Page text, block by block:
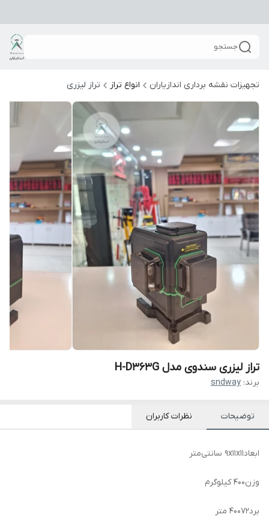
جستجو
تجهیزات نقشه برداری اندازیاران انواع تراز تراز لیزری
تراز لیزری سندوی مدل H-D363G
برند: sndway
توضیحات نظرات کاربران
ابعاد۹x۱۱x۱۱ سانتی‌متر
وزن۴۰۰ کیلوگرم
برد۴۰۰۷۲ متر